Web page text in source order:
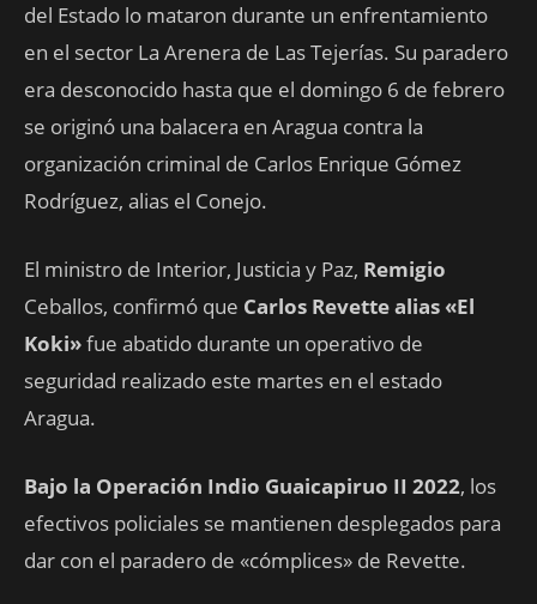
del Estado lo mataron durante un enfrentamiento
en el sector La Arenera de Las Tejerías. Su paradero
era desconocido hasta que el domingo 6 de febrero
se originó una balacera en Aragua contra la
organización criminal de Carlos Enrique Gómez
Rodríguez, alias el Conejo.
El ministro de Interior, Justicia y Paz, Remigio
Ceballos, confirmó que Carlos Revette alias «El
Koki»fue abatido durante un operativo de
seguridad realizado este martes en el estado
Aragua.
Bajo la Operación Indio Guaicapiruo II 2022, los
efectivos policiales se mantienen desplegados para
dar con el paradero de «cómplices» de Revette.